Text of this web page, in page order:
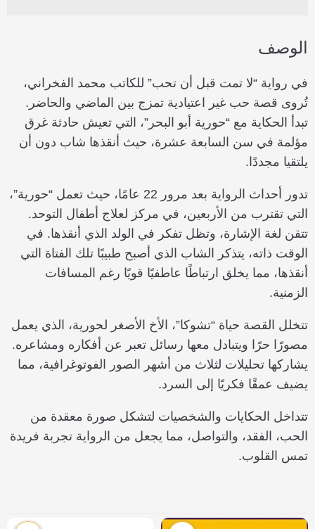
الوصف
في رواية “لا تمت قبل أن تحب” للكاتب محمد الفخراني،
تُروى قصة حب غير اعتيادية تمزج بين الماضي والحاضر.
تبدأ الحكاية مع “حورية أبو البحر”، التي تعيش حادثة غرق
مؤلمة في سن السابعة عشرة، حيث أنقذها شاب دون أن
يلتقيا مجددًا.
تدور أحداث الرواية بعد مرور 22 عامًا، حيث تعمل “حورية”،
التي تقترب من الأربعين، في مركز لعلاج أطفال التوحد.
تتقن لغة الإشارة، وتظل تفكر في الولد الذي أنقذها. في
الوقت ذاته، يتذكر الشاب الذي أصبح طبيبًا تلك الفتاة التي
أنقذها، مما يخلق ارتباطًا عاطفيًا قويًا رغم المسافات
الزمنية.
تتخلل القصة حياة “تشوكا”، الأخ الأصغر لحورية، الذي يعمل
مصورًا حرًا ويتبادل معها رسائل تعبر عن أفكاره ومشاعره.
يشاركها تحليلات لثلاث من أشهر الصور الفوتوغرافية، مما
يضيف عمقًا فكريًا إلى السرد.
تتداخل الحكايات والشخصيات لتشكل صورة معقدة من
الحب، الفقد، والتواصل، مما يجعل من الرواية تجربة فريدة
تمس القلوب.